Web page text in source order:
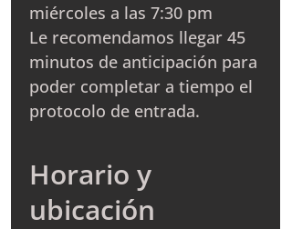
miércoles a las 7:30 pm
Le recomendamos llegar 45
minutos de anticipación para
poder completar a tiempo el
protocolo de entrada.
Horario y
ubicación